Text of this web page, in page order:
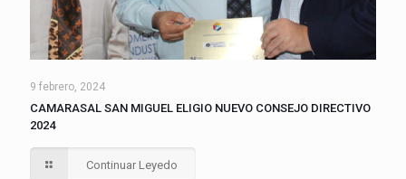
9 febrero, 2024
CAMARASAL SAN MIGUEL ELIGIO NUEVO CONSEJO DIRECTIVO
2024
Continuar Leyedo